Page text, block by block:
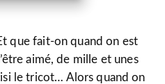
que fait-on quand on est
aimé, de mille et unes
le tricot… Alors quand on